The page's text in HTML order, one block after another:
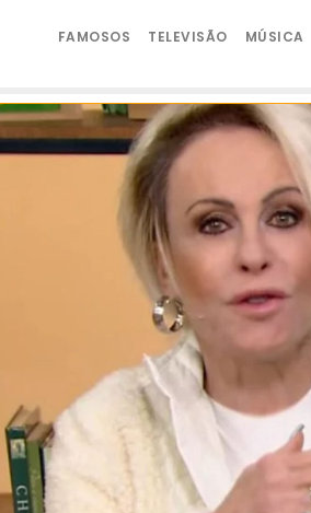
FAMOSOS TELEVISÃO MÚSICA